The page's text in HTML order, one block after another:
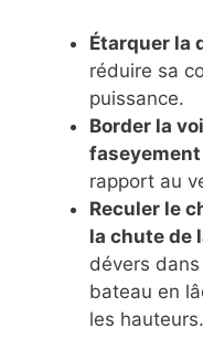
Étarquer la
réduire sa
puissance.
Border la
faseyement
rapport au
Reculer le
la chute de
dévers
bateau en
les hauteurs.